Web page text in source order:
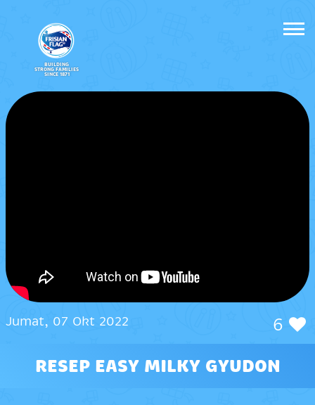
BUILDING
STRONG FAMILIES
SINCE 1871
Jumat, 07 Okt 2022 6
RESEP EASY MILKY GYUDON